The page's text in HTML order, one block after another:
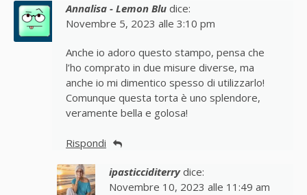
Annalisa - Lemon Blu dice:
Novembre 5, 2023 alle 3:10 pm
Anche io adoro questo stampo, pensa che
l’ho comprato in due misure diverse, ma
anche io mi dimentico spesso di utilizzarlo!
Comunque questa torta è uno splendore,
veramente bella e golosa!
Rispondi
ipasticciditerry dice:
Novembre 10, 2023 alle 11:49 am